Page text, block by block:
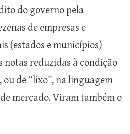
do governo pela
de empresas e
(estados e municípios)
notas reduzidas à condição
de “lixo”, na linguagem
mercado. Viram também o